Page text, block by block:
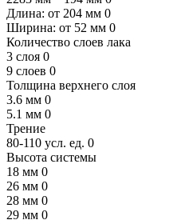
Длина: от 204 мм 0
Ширина: от 52 мм 0
Количество слоев лака
3 слоя 0
9 слоев 0
Толщина верхнего слоя
3.6 мм 0
5.1 мм 0
Трение
80-110 усл. ед. 0
Высота системы
18 мм 0
26 мм 0
28 мм 0
29 мм 0